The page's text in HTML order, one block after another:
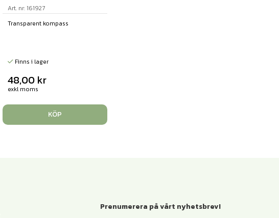
Art. nr: 161927
Transparent kompass
Finns i lager
48,00 kr
exkl moms
KÖP
Prenumerera på vårt nyhetsbrev!